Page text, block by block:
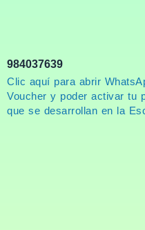
984037639
Clic aquí para abrir
Voucher y poder activar tu
que se desarrollan en la